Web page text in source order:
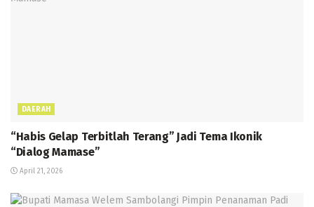
DAERAH
“Habis Gelap Terbitlah Terang” Jadi Tema Ikonik
“Dialog Mamase”
April 21, 2026